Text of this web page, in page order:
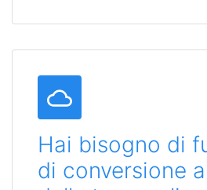
Hai bisogno di
di conversione